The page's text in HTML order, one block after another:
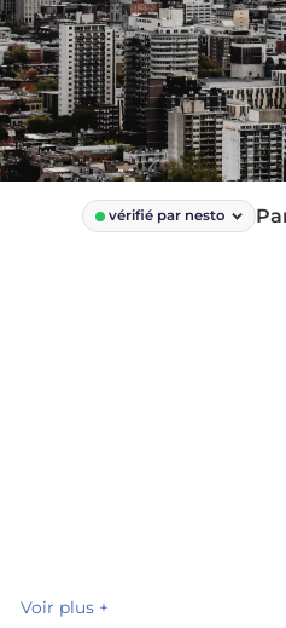
vérifié par nesto
Voir plus +